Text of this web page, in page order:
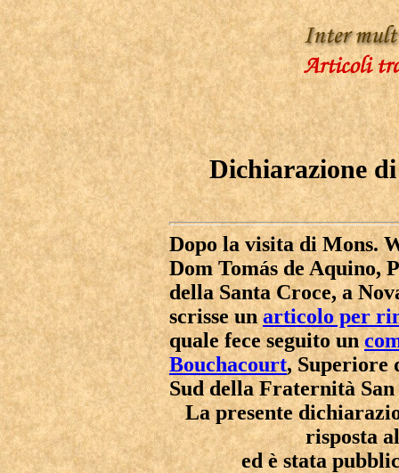
Dichiarazione
Dopo la visita di Mons.
Dom Tomás de Aquino,
della Santa Croce, a
scrisse unarticolo per
quale fece seguito un
Bouchacourt, Superiore
Sud della Fraternità
La presente
risposta
ed è stata